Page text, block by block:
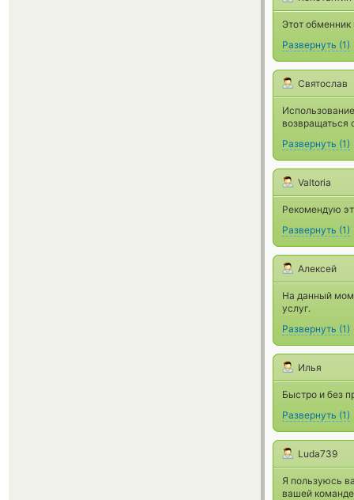
Этот
Развернуть (1)
Святослав
возвращаться
Развернуть (1)
Valtoria
Рекомендую
Развернуть (1)
Алексей
На данный
услуг.
Развернуть (1)
Илья
Быстро и без
Развернуть (1)
Luda739
Я пользуюсь
вашей